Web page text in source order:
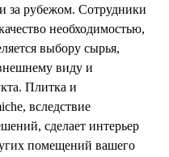
за рубежом. Сотрудники
необходимостью,
выбору сырья,
виду и
Плитка и
вследствие
сделает интерьер
помещений вашего